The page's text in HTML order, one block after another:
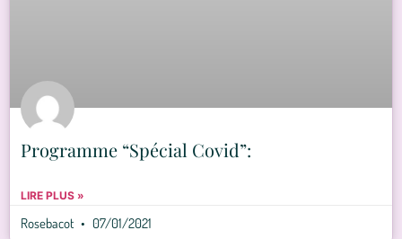
Programme “Spécial Covid”:
LIRE PLUS »
Rosebacot 07/01/2021